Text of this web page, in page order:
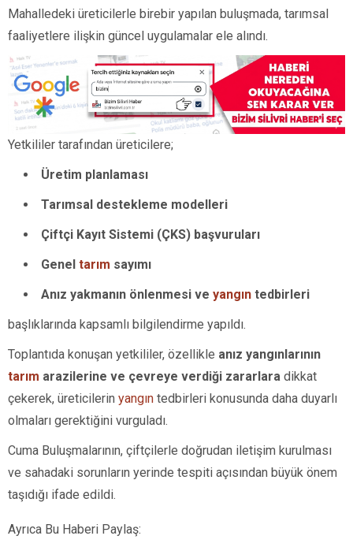
Mahalledeki üreticilerle birebir yapılan buluşmada, tarımsal
faaliyetlere ilişkin güncel uygulamalar ele alındı.
Yetkililer tarafından üreticilere;
Üretim planlaması
Tarımsal destekleme modelleri
Çiftçi Kayıt Sistemi (ÇKS) başvuruları
Genel tarım sayımı
Anız yakmanın önlenmesi ve yangın tedbirleri
başlıklarında kapsamlı bilgilendirme yapıldı.
Toplantıda konuşan yetkililer, özellikle anız yangınlarının
tarım arazilerine ve çevreye verdiği zararlara dikkat
çekerek, üreticilerin yangın tedbirleri konusunda daha duyarlı
olmaları gerektiğini vurguladı.
Cuma Buluşmalarının, çiftçilerle doğrudan iletişim kurulması
ve sahadaki sorunların yerinde tespiti açısından büyük önem
taşıdığı ifade edildi.
Ayrıca Bu Haberi Paylaş: